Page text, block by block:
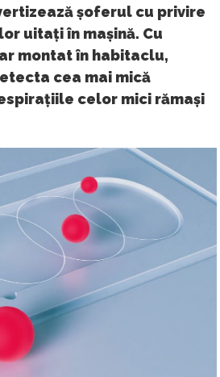
șoferul cu privire
uitați în mașină. Cu
montat în habitaclu,
cea mai mică
celor mici rămași